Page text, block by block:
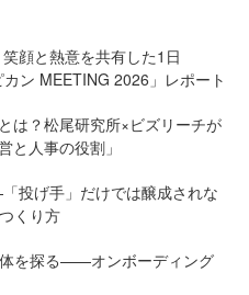
顔と熱意を共有した1日
ン MEETING 2026」レポート
は？松尾研究所×ビズリーチが
と人事の役割」
投げ手」だけでは醸成されな
くり方
体を探る——オンボーディング